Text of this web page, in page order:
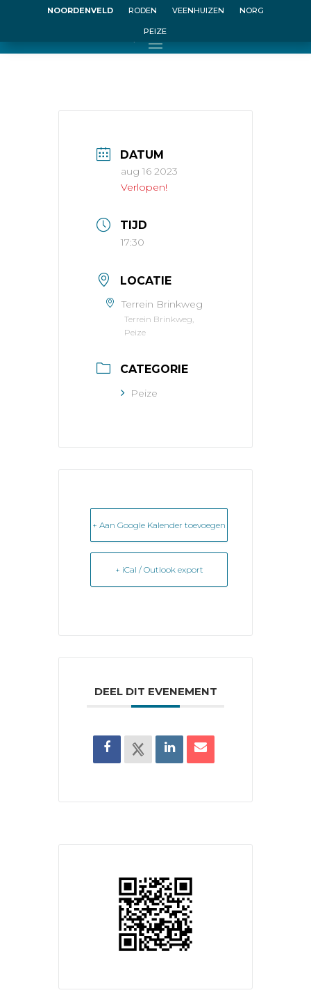
NOORDENVELD RODEN VEENHUIZEN NORG
PEIZE
Puzzelwandeltocht
DATUM
aug 16 2023
Verlopen!
TIJD
17:30
LOCATIE
Terrein Brinkweg
Terrein Brinkweg,
Peize
CATEGORIE
Peize
+ Aan Google Kalender toevoegen
+ iCal / Outlook export
DEEL DIT EVENEMENT